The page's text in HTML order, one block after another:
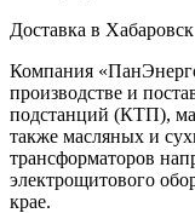
Доставка в Хабаровск
Компания
производстве и
подстанций (КТП),
также масляных и
трансформаторов
электрощитового
крае.